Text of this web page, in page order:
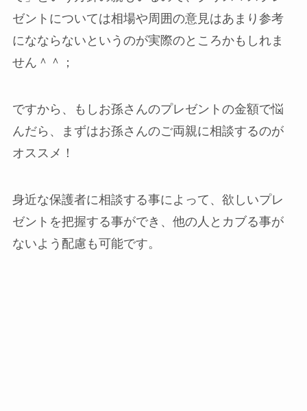
ゼントについては相場や周囲の意見はあまり参考
になならないというのが実際のところかもしれま
せん＾＾；
ですから、もしお孫さんのプレゼントの金額で悩
んだら、まずはお孫さんのご両親に相談するのが
オススメ！
身近な保護者に相談する事によって、欲しいプレ
ゼントを把握する事ができ、他の人とカブる事が
ないよう配慮も可能です。